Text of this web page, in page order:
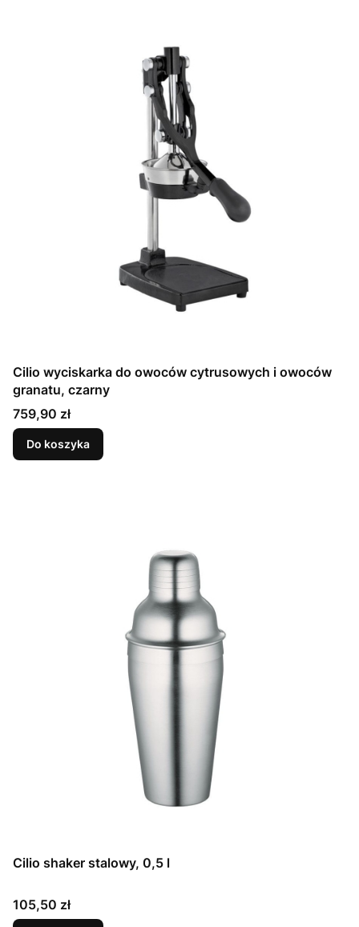
Cilio wyciskarka do owoców cytrusowych i owoców
granatu, czarny
Cena
759,90 zł
Do koszyka
Cilio shaker stalowy, 0,5 l
Cena
105,50 zł